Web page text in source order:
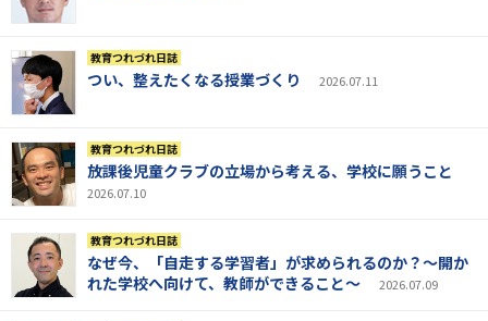
教育つれづれ日誌
つい、整えたくなる授業づくり 2026.07.11
教育つれづれ日誌
放課後児童クラブの立場から考える、学校に願うこと
2026.07.10
教育つれづれ日誌
なぜ今、「自走する学習者」が求められるのか？～開か
れた学校へ向けて、教師ができること～
2026.07.09